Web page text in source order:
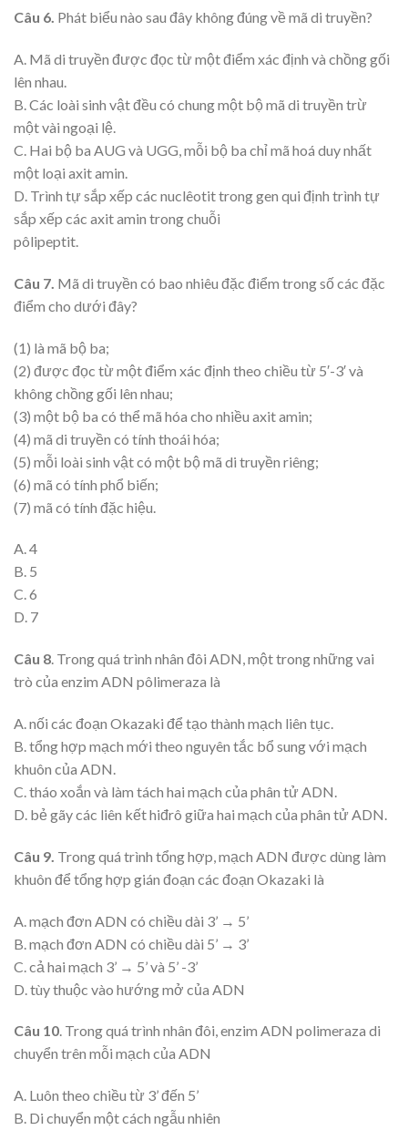
Câu 6. Phát biểu nào sau đây không đúng về mã di truyền?
A. Mã di truyền được đọc từ một điểm xác định và chồng gối
lên nhau.
B. Các loài sinh vật đều có chung một bộ mã di truyền trừ
một vài ngoại lệ.
C. Hai bộ ba AUG và UGG, mỗi bộ ba chỉ mã hoá duy nhất
một loại axit amin.
D. Trình tự sắp xếp các nuclêotit trong gen qui định trình tự
sắp xếp các axit amin trong chuỗi
pôlipeptit.
Câu 7. Mã di truyền có bao nhiêu đặc điểm trong số các đặc
điểm cho dưới đây?
(1) là mã bộ ba;
(2) được đọc từ một điểm xác định theo chiều từ 5′-3′ và
không chồng gối lên nhau;
(3) một bộ ba có thể mã hóa cho nhiều axit amin;
(4) mã di truyền có tính thoái hóa;
(5) mỗi loài sinh vật có một bộ mã di truyền riêng;
(6) mã có tính phổ biến;
(7) mã có tính đặc hiệu.
A. 4
B. 5
C. 6
D. 7
Câu 8. Trong quá trình nhân đôi ADN, một trong những vai
trò của enzim ADN pôlimeraza là
A. nối các đoạn Okazaki để tạo thành mạch liên tục.
B. tổng hợp mạch mới theo nguyên tắc bổ sung với mạch
khuôn của ADN.
C. tháo xoắn và làm tách hai mạch của phân tử ADN.
D. bẻ gãy các liên kết hiđrô giữa hai mạch của phân tử ADN.
Câu 9. Trong quá trình tổng hợp, mạch ADN được dùng làm
khuôn để tổng hợp gián đoạn các đoạn Okazaki là
A. mạch đơn ADN có chiều dài 3’ → 5’
B. mạch đơn ADN có chiều dài 5’ → 3’
C. cả hai mạch 3’ → 5’ và 5’ -3’
D. tùy thuộc vào hướng mở của ADN
Câu 10. Trong quá trình nhân đôi, enzim ADN polimeraza di
chuyển trên mỗi mạch của ADN
A. Luôn theo chiều từ 3’ đến 5’
B. Di chuyển một cách ngẫu nhiên